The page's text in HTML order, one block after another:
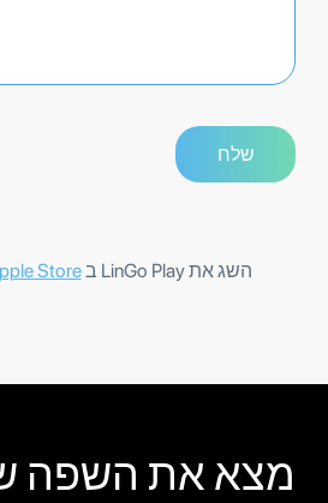
השג את LinGo Play ב Store
מצא את השפה